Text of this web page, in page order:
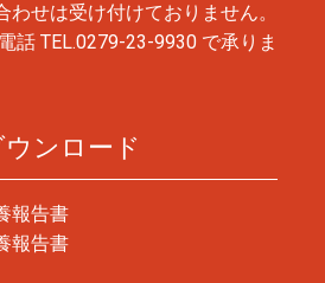
わせは受け付けておりません。
話 TEL.0279-23-9930 で承りま
ウンロード
報告書
報告書